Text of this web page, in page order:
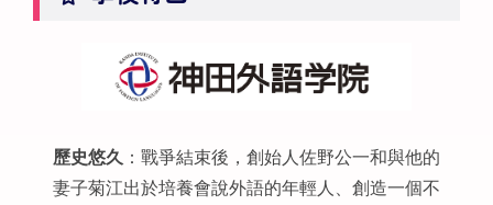
歷史悠久：戰爭結束後，創始人佐野公一和與他的
妻子菊江出於培養會說外語的年輕人、創造一個不